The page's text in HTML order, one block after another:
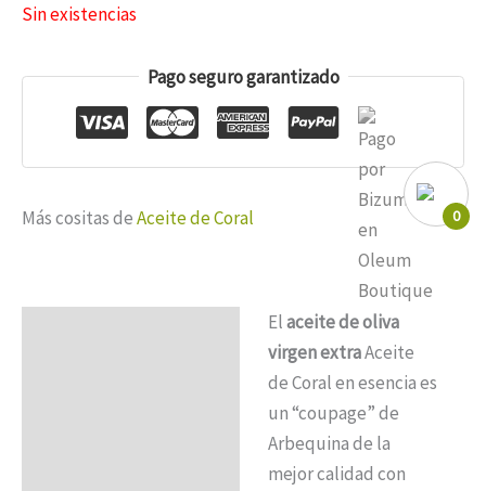
Sin existencias
Pago seguro garantizado
Más cositas deAceite de Coral
Elaceite de oliva
virgen extraAceite
de Coral en esencia es
un “coupage” de
Arbequina de la
mejor calidad con
0